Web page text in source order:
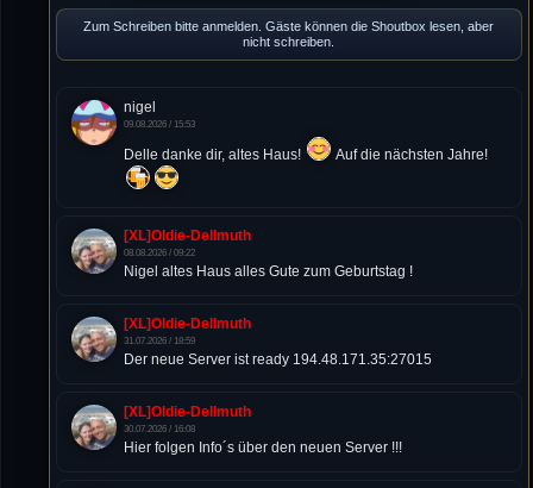
Zum Schreiben bitte anmelden. Gäste können die Shoutbox lesen, aber
nicht schreiben.
nigel
09.08.2026 / 15:53
Delle danke dir, altes Haus! Auf die nächsten Jahre!
[XL]Oldie-Dellmuth
08.08.2026 / 09:22
Nigel altes Haus alles Gute zum Geburtstag !
[XL]Oldie-Dellmuth
31.07.2026 / 18:59
Der neue Server ist ready 194.48.171.35:27015
[XL]Oldie-Dellmuth
30.07.2026 / 16:08
Hier folgen Info´s über den neuen Server !!!